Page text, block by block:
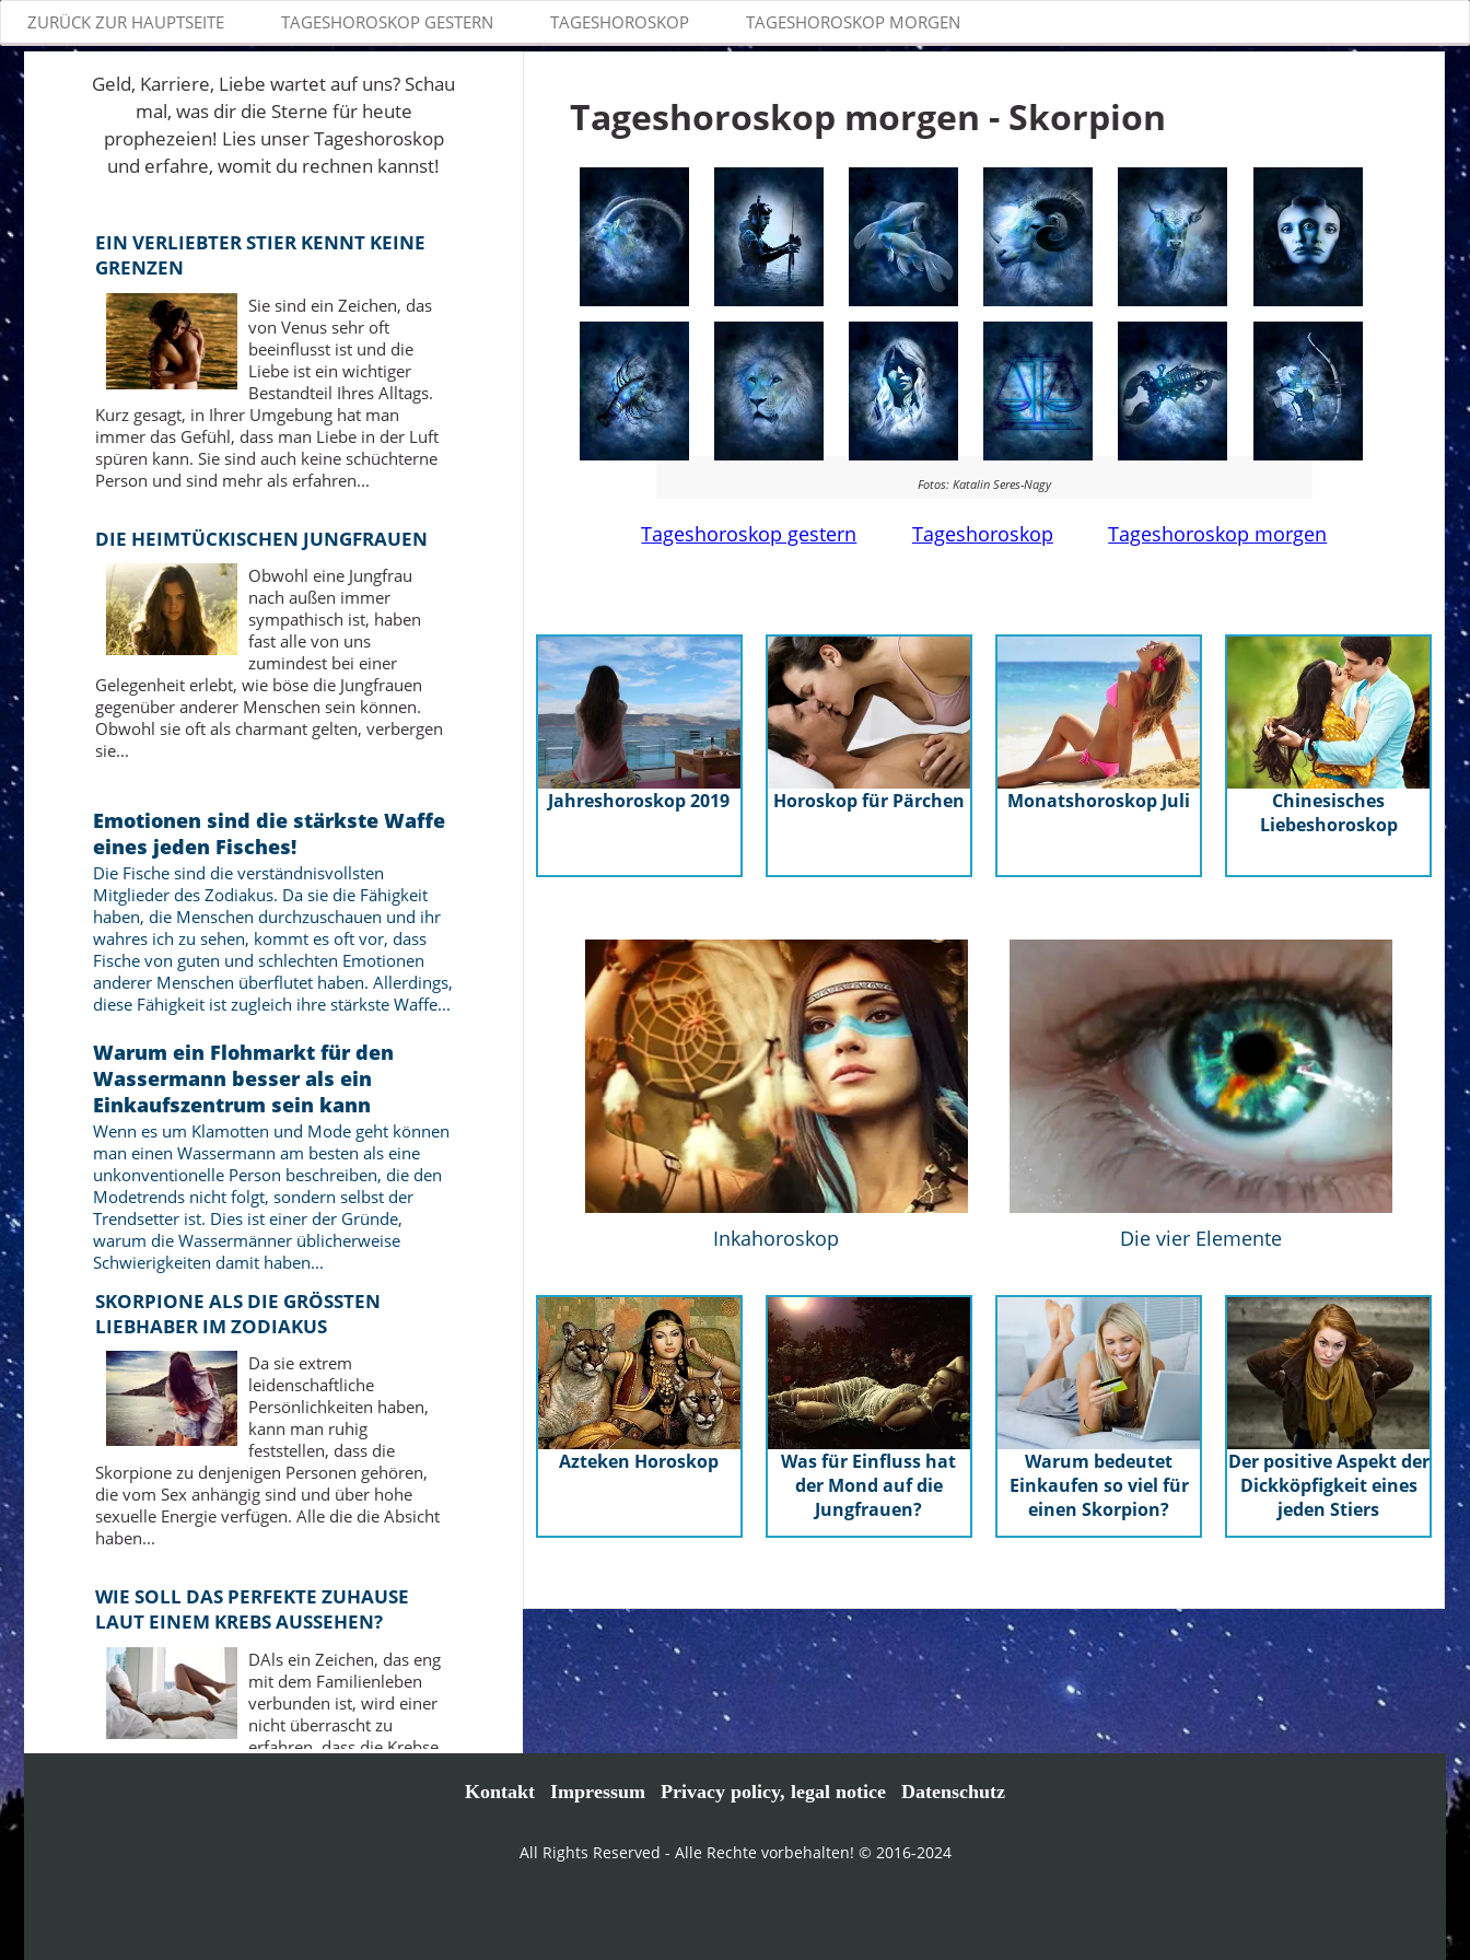
ZURÜCK ZUR HAUPTSEITE TAGESHOROSKOP GESTERN TAGESHOROSKOP TAGESHOROSKOP MORGEN
Geld, Karriere, Liebe wartet auf uns? Schau
mal, was dir die Sterne für heute
prophezeien! Lies unser Tageshoroskop
und erfahre, womit du rechnen kannst!
Tageshoroskop morgen - Skorpion
Fotos: Katalin Seres-Nagy
Tageshoroskop gestern Tageshoroskop Tageshoroskop morgen